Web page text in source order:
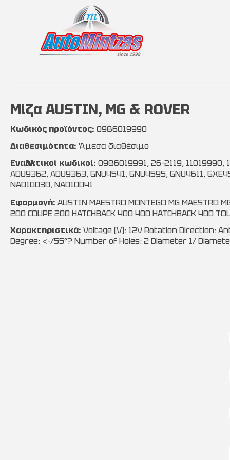
Mίζα AUSTIN, MG & ROVER
Κωδικός προϊόντος: 0986019990
Διαθεσιμότητα: Άμεσα διαθέσιμο
Εναλλακτικοί κωδικοί: 0986019991, 26-2119,
ADU9362, ADU9363, GNU4541, GNU4595, GNU4611,
NAD10030, NAD10041
Εφαρμογή: AUSTIN MAESTRO MONTEGO MG MAESTRO
200 COUPE 200 HATCHBACK 400 400 HATCHBACK 400
Χαρακτηριστικά: Voltage [V]: 12V Rotation Direction:
Degree: <-/55°? Number of Holes: 2 Diameter 1/